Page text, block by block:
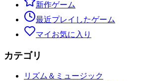
新作ゲーム
最近プレイしたゲーム
マイお気に入り
カテゴリ
リズム＆ミュージック